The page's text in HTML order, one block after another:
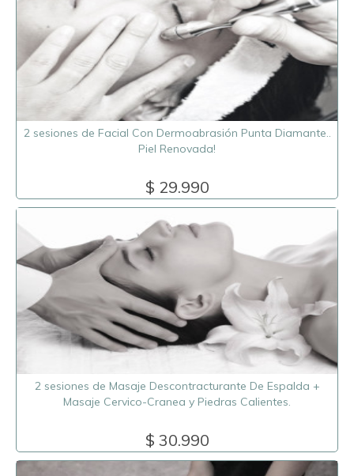
2 sesiones de Facial Con Dermoabrasión Punta Diamante..
Piel Renovada!
$ 29.990
2 sesiones de Masaje Descontracturante De Espalda +
Masaje Cervico-Cranea y Piedras Calientes.
$ 30.990